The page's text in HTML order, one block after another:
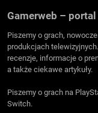
Gamerweb –
Piszemy o grach,
produkcjach
recenzje, informacje o
a także ciekawe artykuły.
Piszemy o grach na
Switch.